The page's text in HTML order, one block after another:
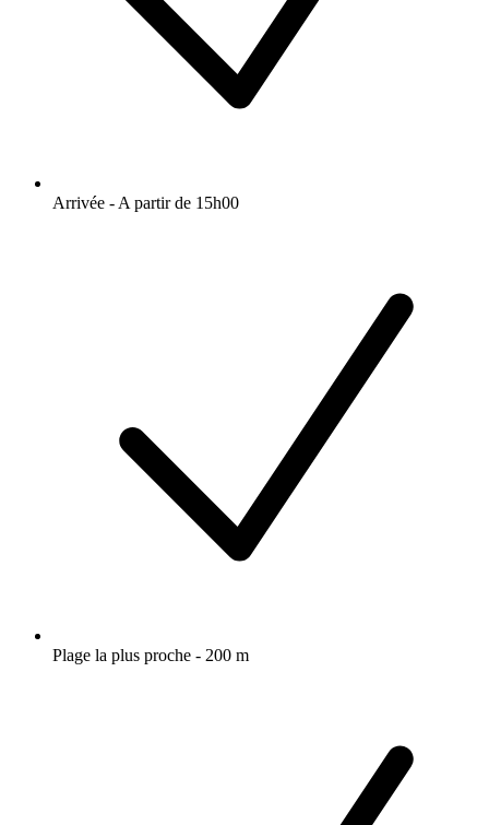
Arrivée - A partir de 15h00
Plage la plus proche - 200 m